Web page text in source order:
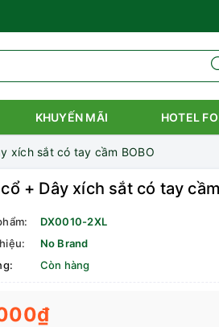
KHUYẾN MÃI HOTEL
xích sắt có tay cầm BOBO
+ Dây xích sắt có tay
DX0010-2XL
No Brand
Còn hàng